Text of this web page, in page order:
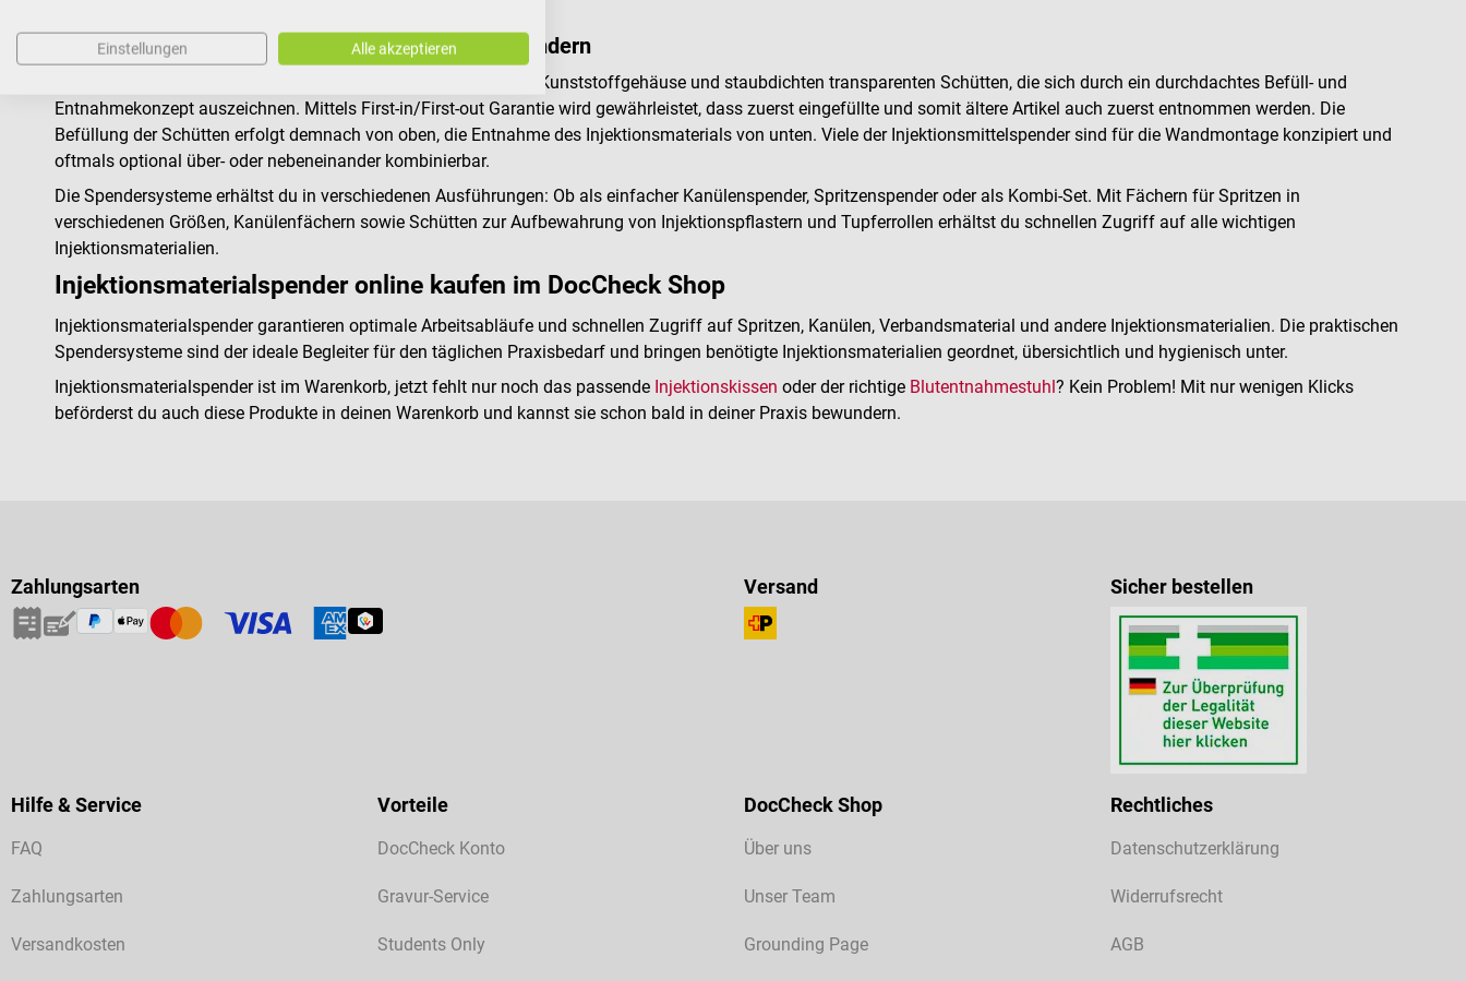
Übersichtliche Ordnung mit Injektionsmaterialspendern
Die Injektionsmaterialspender bestehen in der Regel aus einem Kunststoffgehäuse und staubdichten transparenten Schütten, die sich durch ein durchdachtes Befüll- und
Entnahmekonzept auszeichnen. Mittels First-in/First-out Garantie wird gewährleistet, dass zuerst eingefüllte und somit ältere Artikel auch zuerst entnommen werden. Die
Befüllung der Schütten erfolgt demnach von oben, die Entnahme des Injektionsmaterials von unten. Viele der Injektionsmittelspender sind für die Wandmontage konzipiert und
oftmals optional über- oder nebeneinander kombinierbar.
Die Spendersysteme erhältst du in verschiedenen Ausführungen: Ob als einfacher Kanülenspender, Spritzenspender oder als Kombi-Set. Mit Fächern für Spritzen in
verschiedenen Größen, Kanülenfächern sowie Schütten zur Aufbewahrung von Injektionspflastern und Tupferrollen erhältst du schnellen Zugriff auf alle wichtigen
Injektionsmaterialien.
Injektionsmaterialspender online kaufen im DocCheck Shop
Injektionsmaterialspender garantieren optimale Arbeitsabläufe und schnellen Zugriff auf Spritzen, Kanülen, Verbandsmaterial und andere Injektionsmaterialien. Die praktischen
Spendersysteme sind der ideale Begleiter für den täglichen Praxisbedarf und bringen benötigte Injektionsmaterialien geordnet, übersichtlich und hygienisch unter.
Injektionsmaterialspender ist im Warenkorb, jetzt fehlt nur noch das passende Injektionskissen oder der richtige Blutentnahmestuhl? Kein Problem! Mit nur wenigen Klicks
beförderst du auch diese Produkte in deinen Warenkorb und kannst sie schon bald in deiner Praxis bewundern.
Zahlungsarten Versand Sicher bestellen
Hilfe & Service
FAQ
Zahlungsarten
Versandkosten
Vorteile
DocCheck Konto
Gravur-Service
Students Only
DocCheck Shop
Über uns
Unser Team
Grounding Page
Rechtliches
Datenschutzerklärung
Widerrufsrecht
AGB
Einstellungen Alle akzeptieren